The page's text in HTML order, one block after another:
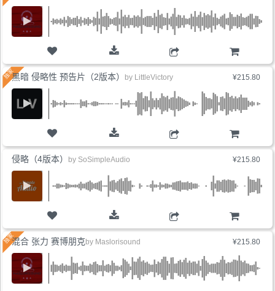
购物车
¥215.80
购物车
黑暗 侵略性 预告片（2版本） by LittleVictory
¥215.80
购物车
侵略（4版本） by SoSimpleAudio
¥215.80
混合 张力 赛博朋克 by Maslorisound